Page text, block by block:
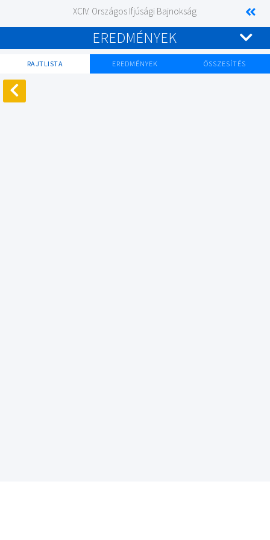
XCIV. Országos Ifjúsági Bajnokság
EREDMÉNYEK
RAJTLISTA EREDMÉNYEK ÖSSZESÍTÉS